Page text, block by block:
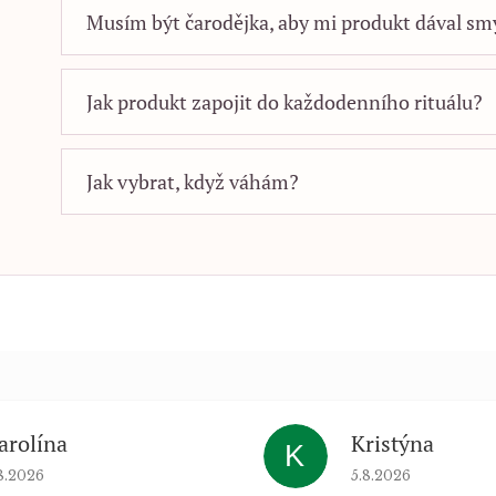
Musím být čarodějka, aby mi produkt dával
Jak produkt zapojit do každodenního rituálu?
Jak vybrat, když váhám?
obchodu je 5 z 5 hvězdiček.
K Kristýna
Hodnocení
5.8.2026